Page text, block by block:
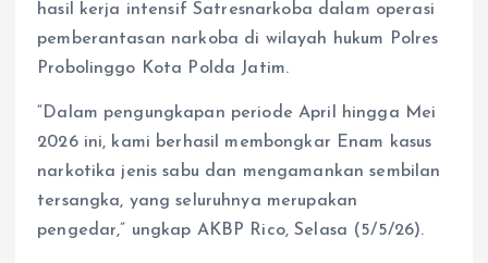
hasil kerja intensif Satresnarkoba dalam operasi
pemberantasan narkoba di wilayah hukum Polres
Probolinggo Kota Polda Jatim.
“Dalam pengungkapan periode April hingga Mei
2026 ini, kami berhasil membongkar Enam kasus
narkotika jenis sabu dan mengamankan sembilan
tersangka, yang seluruhnya merupakan
pengedar,” ungkap AKBP Rico, Selasa (5/5/26).